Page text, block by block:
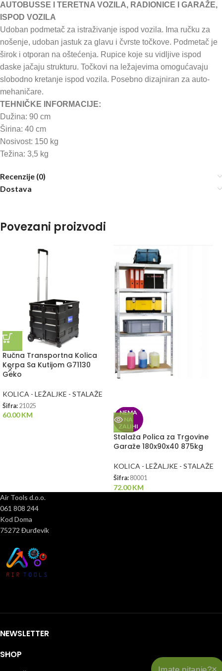
AUTOBUSSE I TERETNA VOZILA, RADIONICE I GARAŽE,
ISPOD VOZILA
Udoban podmetač za istraživanje ispod vozila. Ima ručku za
nošenje, udoban jastuk za glavu i čvrste točkove. Podmetač je
širok i otporan na oštećenja. Rupice koje su vidljive ispod
daske jačaju strukturu. Točkovi na ležajevima omogućavaju
slobodno kretanje ispod vozila. Posebno dizajniran za auto-
mehaničare.
TEHNIČKE INFORMACIJE:
Dužina: 90 cm
Širina: 40 cm
Nosivost: 150 kg
Težina: 3,5 kg
Recenzije (0)
Dostava
Povezani proizvodi
Ručna Transportna Kolica
Korpa Sa Kutijom G71130
Geko
KOLICA - LEŽALJKE - STALAŽE
Šifra: 21025
60.00KM
NEMA
NA
ZALIHI
Stalaža Polica za Trgovine
Garaže 180x90x40 875kg
KOLICA - LEŽALJKE - STALAŽE
Šifra: 80001
72.00KM
Air Tools d.o.o.
061 808 244
Kod Doma
75272 Đurđevik
NEWSLETTER
SHOP